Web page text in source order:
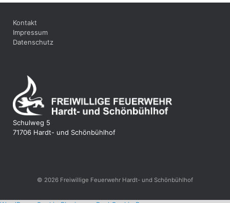
Kontakt
Impressum
Datenschutz
Schulweg 5
71706 Hardt- und Schönbühlhof
© 2026 Freiwillige Feuerwehr Hardt- und Schönbühlhof